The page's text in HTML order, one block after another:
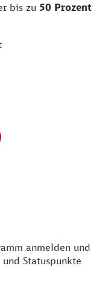
bis zu 50 Prozent
anmelden und
Statuspunkte